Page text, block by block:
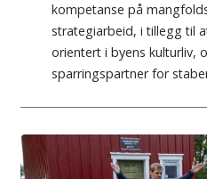
kompetanse på
strategiarbeid, i tillegg til
orientert i byens kulturliv,
sparringspartner for